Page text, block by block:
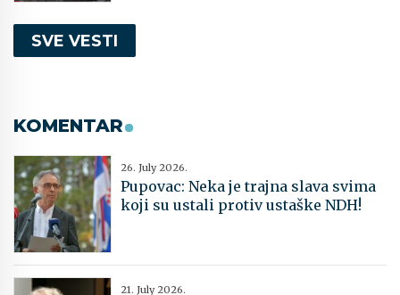
SVE VESTI
KOMENTAR
26. July 2026.
Pupovac: Neka je trajna slava svima
koji su ustali protiv ustaške NDH!
21. July 2026.